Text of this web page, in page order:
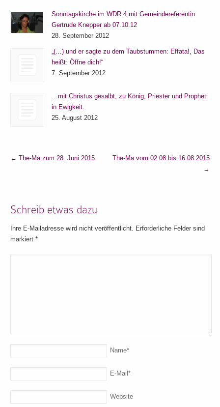
Sonntagskirche im WDR 4 mit Gemeindereferentin
Gertrude Knepper ab 07.10.12
28. September 2012
„(…) und er sagte zu dem Taubstummen: Effata!, Das
heißt: Öffne dich!“
7. September 2012
…mit Christus gesalbt, zu König, Priester und Prophet
in Ewigkeit.
25. August 2012
← The-Ma zum 28. Juni 2015
The-Ma vom 02.08 bis 16.08.2015
→
Schreib etwas dazu
Ihre E-Mailadresse wird nicht veröffentlicht. Erforderliche Felder sind
markiert*
Name*
E-Mail*
Website